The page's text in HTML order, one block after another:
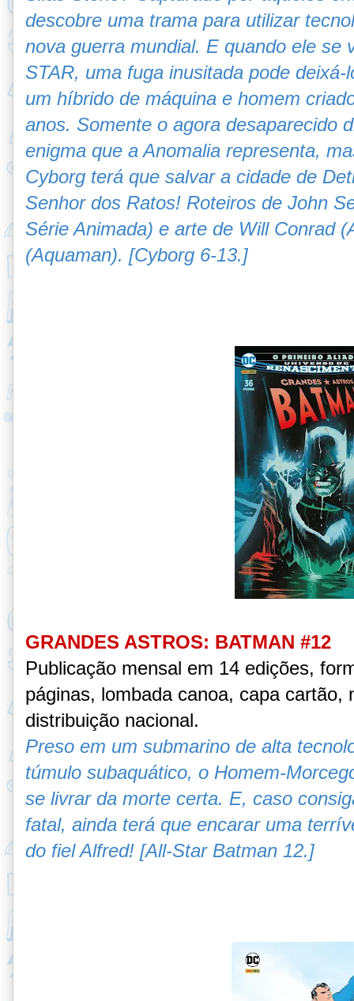
descobre uma trama para utilizar
nova guerra mundial. E quando ele se
STAR, uma fuga inusitada pode
um híbrido de máquina e homem
anos. Somente o agora desaparecido
enigma que a Anomalia representa,
Cyborg terá que salvar a cidade de
Senhor dos Ratos! Roteiros de John
Série Animada) e arte de Will Conrad
(Aquaman). [Cyborg 6-13.]
GRANDES ASTROS: BATMAN #12
Publicação mensal em 14 edições,
páginas, lombada canoa, capa cartão,
distribuição nacional.
Preso em um submarino de alta
túmulo subaquático, o Homem-
se livrar da morte certa. E, caso
fatal, ainda terá que encarar uma
do fiel Alfred! [All-Star Batman 12.]